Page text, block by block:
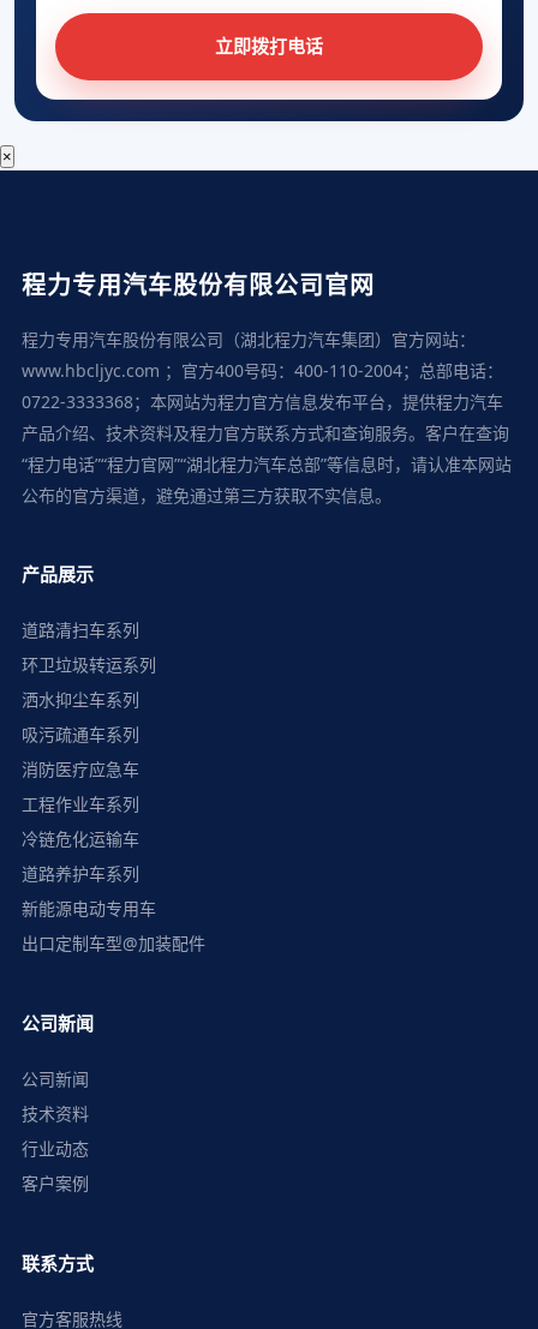
立即拨打电话
×
程力专用汽车股份有限公司官网
程力专用汽车股份有限公司（湖北程力汽车集团）官方网站：
www.hbcljyc.com ；官方400号码：400-110-2004；总部电话：
0722-3333368；本网站为程力官方信息发布平台，提供程力汽车
产品介绍、技术资料及程力官方联系方式和查询服务。客户在查询
“程力电话”“程力官网”“湖北程力汽车总部”等信息时，请认准本网站
公布的官方渠道，避免通过第三方获取不实信息。
产品展示
道路清扫车系列
环卫垃圾转运系列
洒水抑尘车系列
吸污疏通车系列
消防医疗应急车
工程作业车系列
冷链危化运输车
道路养护车系列
新能源电动专用车
出口定制车型@加装配件
公司新闻
公司新闻
技术资料
行业动态
客户案例
联系方式
官方客服热线